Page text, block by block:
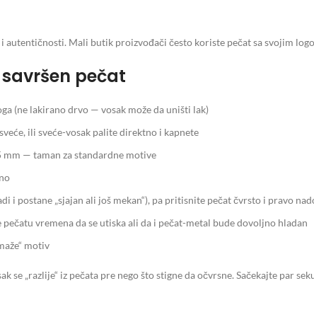
Mali butik proizvođači često koriste pečat sa svojim
pečat
(ne lakirano drvo — vosak može da uništi lak)
ili sveće-vosak palite direktno i kapnete
— taman za standardne motive
i postane „sjajan ali još mekan“), pa pritisnite pečat čvrsto i pravo
vremena da se utiska ali da i pečat-metal bude dovoljno hladan
motiv
se „razlije“ iz pečata pre nego što stigne da očvrsne. Sačekajte par